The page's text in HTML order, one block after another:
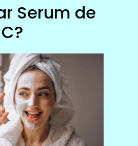
Serum de